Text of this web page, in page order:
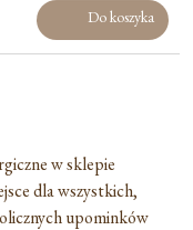
Do koszyka
w sklepie
dla wszystkich,
upominków